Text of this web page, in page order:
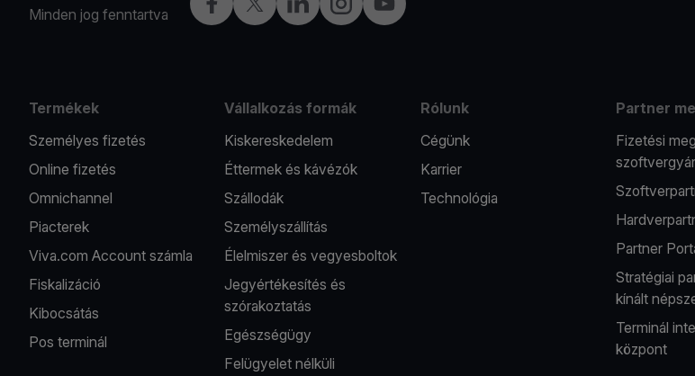
Minden jog fenntartva
Termékek
Személyes fizetés
Online fizetés
Omnichannel
Piacterek
Viva.com Account számla
Fiskalizáció
Kibocsátás
Pos terminál
Vállalkozás formák
Kiskereskedelem
Éttermek és kávézók
Szállodák
Személyszállítás
Élelmiszer és vegyesboltok
Jegyértékesítés és
szórakoztatás
Egészségügy
Felügyelet nélküli
Rólunk
Cégünk
Karrier
Technológia
Partner
Fizetési
Partner
Stratégiai
kínált
Terminál
központ